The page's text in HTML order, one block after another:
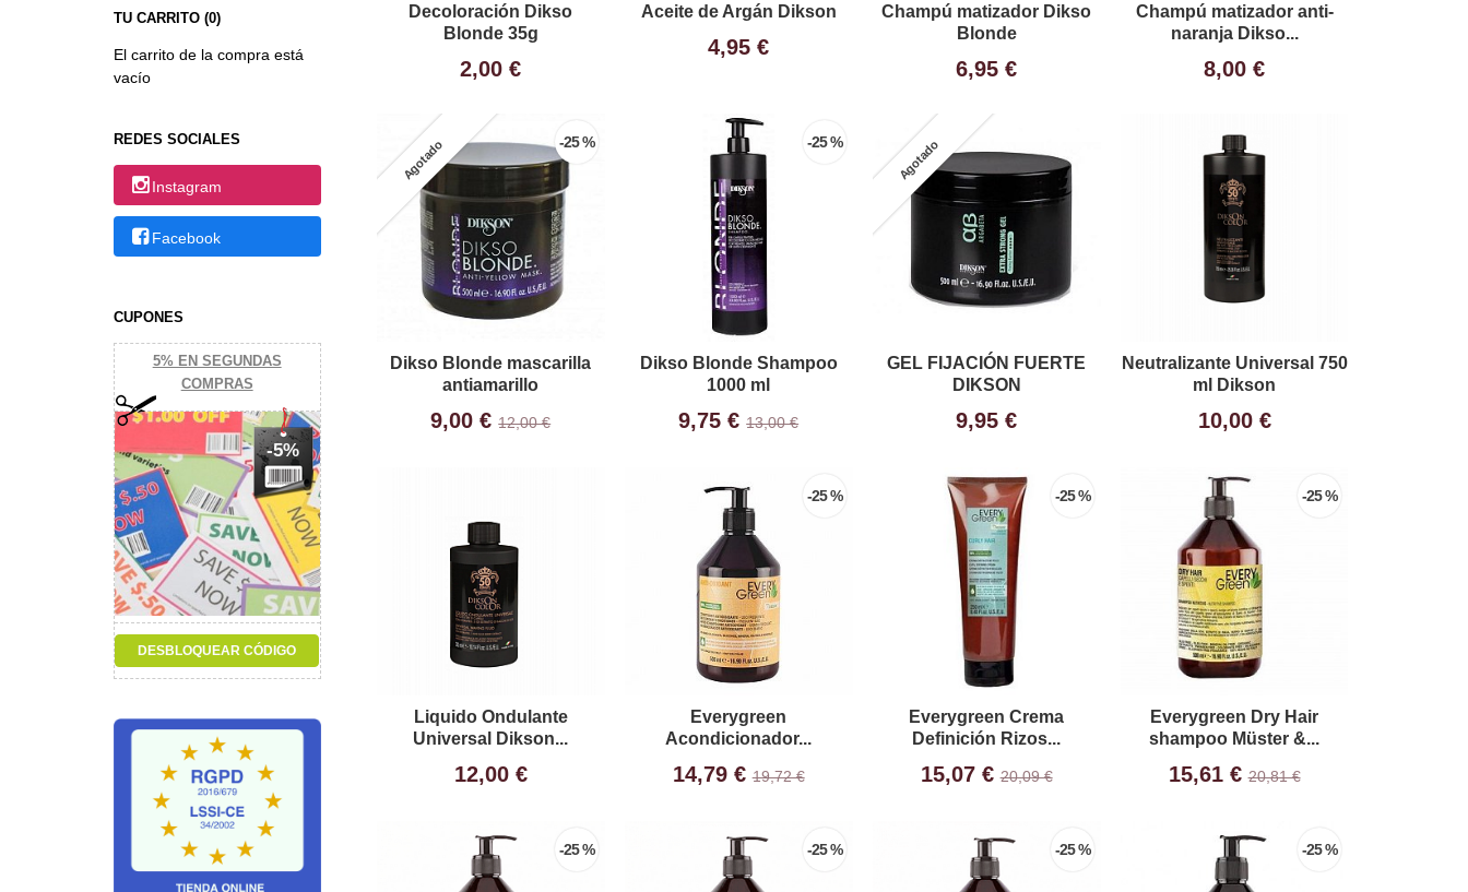
TU CARRITO (0)
El carrito de la compra está
vacío
REDES SOCIALES
Instagram
Facebook
CUPONES
5% EN SEGUNDAS
COMPRAS
-5%
Decoloración Dikso
Blonde 35g
2,00 €
Aceite de Argán Dikson
4,95 €
Champú matizador Dikso
Blonde
6,95 €
Champú matizador anti-
naranja Dikso...
8,00 €
Agotado -25 %
Dikso Blonde mascarilla
antiamarillo
9,00 €12,00 €
-25 %
Dikso Blonde Shampoo
1000 ml
9,75 €13,00 €
Agotado
GEL FIJACIÓN FUERTE
DIKSON
9,95 €
Neutralizante Universal 750
ml Dikson
10,00 €
Liquido Ondulante
Universal Dikson...
12,00 €
-25 %
Everygreen
Acondicionador...
14,79 €19,72 €
-25 %
Everygreen Crema
Definición Rizos...
15,07 €20,09 €
-25 %
Everygreen Dry Hair
shampoo Müster &...
15,61 €20,81 €
-25 % -25 % -25 % -25 %